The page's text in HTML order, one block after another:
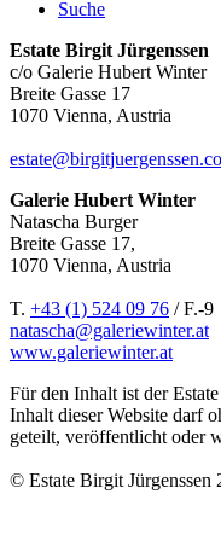
Suche
Estate Birgit Jürgenssen
c/o Galerie Hubert Winter
Breite Gasse 17
1070 Vienna, Austria
Galerie Hubert Winter
Natascha Burger
Breite Gasse 17,
1070 Vienna, Austria
T. +43 (1) 524 09 76 / F.-9
natascha@galeriewinter.at
www.galeriewinter.at
Für den Inhalt ist der
Inhalt dieser Website darf
geteilt, veröffentlicht oder
© Estate Birgit Jürgenssen